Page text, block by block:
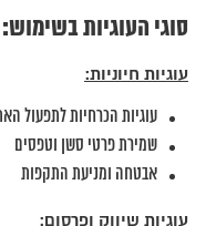
סוגי העוגיות בשימוש:
עוגיות חיוניות:
עוגיות הכרחיות לתפעול
שמירת פרטי סשן וטפסים
אבטחה ומניעת התקפות
עוגיות שיווק ופרסום: